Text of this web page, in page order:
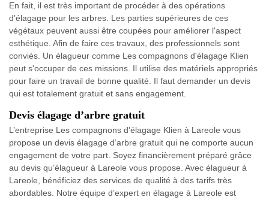
En fait, il est très important de procéder à des opérations
d'élagage pour les arbres. Les parties supérieures de ces
végétaux peuvent aussi être coupées pour améliorer l'aspect
esthétique. Afin de faire ces travaux, des professionnels sont
conviés. Un élagueur comme Les compagnons d'élagage Klien
peut s'occuper de ces missions. Il utilise des matériels appropriés
pour faire un travail de bonne qualité. Il faut demander un devis
qui est totalement gratuit et sans engagement.
Devis élagage d’arbre gratuit
L’entreprise Les compagnons d'élagage Klien à Lareole vous
propose un devis élagage d’arbre gratuit qui ne comporte aucun
engagement de votre part. Soyez financièrement préparé grâce
au devis qu’élagueur à Lareole vous propose. Avec élagueur à
Lareole, bénéficiez des services de qualité à des tarifs très
abordables. Notre équipe d’expert en élagage à Lareole est